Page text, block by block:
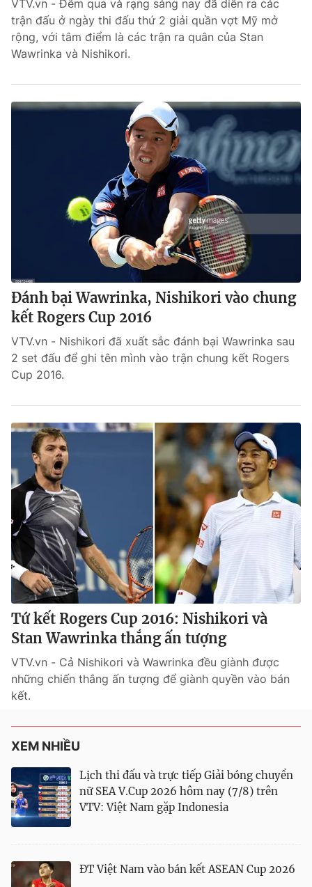
VTV.vn - Đêm qua và rạng sáng nay đã diễn ra các
trận đấu ở ngày thi đấu thứ 2 giải quần vợt Mỹ mở
rộng, với tâm điểm là các trận ra quân của Stan
Wawrinka và Nishikori.
Đánh bại Wawrinka, Nishikori vào chung
kết Rogers Cup 2016
VTV.vn - Nishikori đã xuất sắc đánh bại Wawrinka sau
2 set đấu để ghi tên mình vào trận chung kết Rogers
Cup 2016.
Tứ kết Rogers Cup 2016: Nishikori và
Stan Wawrinka thắng ấn tượng
VTV.vn - Cả Nishikori và Wawrinka đều giành được
những chiến thắng ấn tượng để giành quyền vào bán
kết.
XEM NHIỀU
Lịch thi đấu và trực tiếp Giải bóng chuyền
nữ SEA V.Cup 2026 hôm nay (7/8) trên
VTV: Việt Nam gặp Indonesia
ĐT Việt Nam vào bán kết ASEAN Cup 2026